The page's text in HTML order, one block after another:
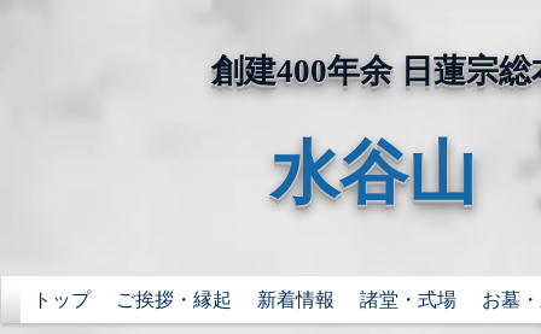
創建400年余 日蓮宗
水谷山
トップ ご挨拶・縁起 新着情報 諸堂・式場 お墓